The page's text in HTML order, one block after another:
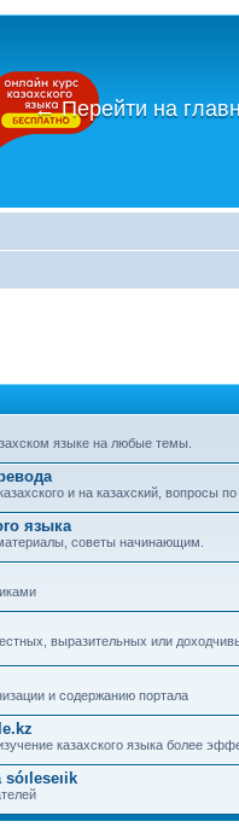
←Перейти на
языке на любые темы.
и на казахский, вопросы
языка
советы начинающим.
выразительных или
и содержанию портала
казахского языка более